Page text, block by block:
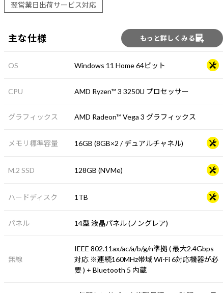
翌営業日出荷サービス対応
主な仕様 もっと詳しくみる
OS Windows 11 Home 64ビット
CPU AMD Ryzen™ 3 3250U プロセッサー
グラフィックス AMD Radeon™ Vega 3 グラフィックス
メモリ標準容量 16GB (8GB×2 / デュアルチャネル)
M.2 SSD 128GB (NVMe)
ハードディスク 1TB
パネル 14型 液晶パネル (ノングレア)
無線
IEEE 802.11ax/ac/a/b/g/n準拠 ( 最大2.4Gbps
対応 ※連続160MHz帯域 Wi-Fi 6対応機器が必
要 ) + Bluetooth 5 内蔵